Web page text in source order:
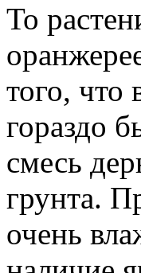
То
того, что
гораздо
смесь
грунта.
очень